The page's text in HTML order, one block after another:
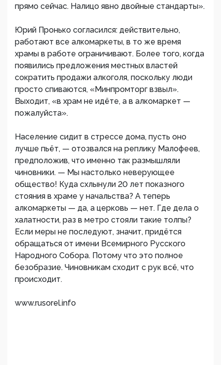
прямо сейчас. Налицо явно двойные стандарты».
Юрий Пронько согласился: действительно,
работают все алкомаркеты, в то же время
храмы в работе ограничивают. Более того, когда
появились предложения местных властей
сократить продажи алкоголя, поскольку люди
просто спиваются, «Минпромторг взвыл».
Выходит, «в храм не идёте, а в алкомаркет —
пожалуйста».
Население сидит в стрессе дома, пусть оно
лучше пьёт, — отозвался на реплику Малофеев,
предположив, что именно так размышляли
чиновники. — Мы настолько неверующее
общество! Куда схлынули 20 лет показного
стояния в храме у начальства? А теперь
алкомаркеты — да, а церковь — нет. Где дела о
халатности, раз в метро стояли такие толпы?
Если меры не последуют, значит, придётся
обращаться от имени Всемирного Русского
Народного Собора. Потому что это полное
безобразие. Чиновникам сходит с рук всё, что
происходит.
www.rusorel.info